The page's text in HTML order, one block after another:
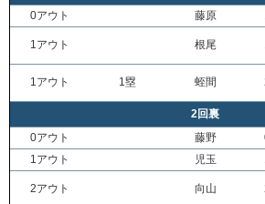
0アウト
藤原
1アウト 根尾
1アウト 1塁 蛭間
2回裏
0アウト
藤野
1アウト
児玉
2アウト 向山